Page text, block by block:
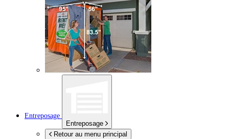
Entreposage
Entreposage
Retour au menu principal